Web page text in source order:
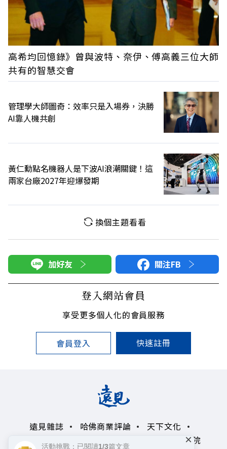
高希均回憶錄》曾與波特、奈伊、傅高義三位大師
共有的智慧交會
管理學大師圖奇：效率只是入場券，決勝
AI靠人機共創
黃仁勳點名機器人是下波AI浪潮關鍵！這
兩家台廠2027年迎爆發期
換個主題看看
加好友 關注FB
登入網站會員
享受更多個人化的會員服務
會員登入 快速註冊
遠見雜誌 哈佛商業評論
天下文化
未來親子學習平台
50+ 領導影響力學院
活動挑戰：已閱讀1/3篇文章 ×